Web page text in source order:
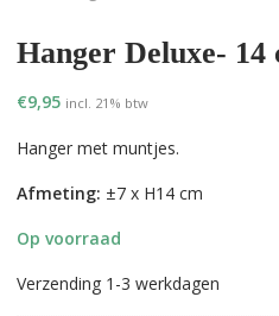
Hanger Deluxe- 14
€9,95 incl. 21% btw
Hanger met muntjes.
Afmeting: ±7 x H14 cm
Op voorraad
Verzending 1-3 werkdagen